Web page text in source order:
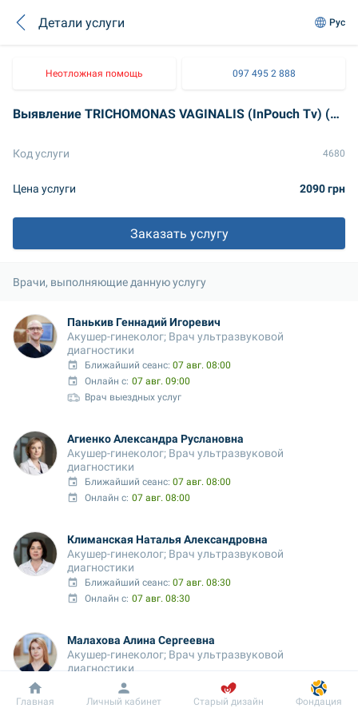
Детали услуги Рус
Неотложная помощь 097 495 2 888
Выявление TRICHOMONAS VAGINALIS (InPouch Тv) (трихомониаз)
Код услуги 4680
Цена услуги 2090 грн
Заказать услугу
Врачи, выполняющие данную услугу
Панькив Геннадий Игоревич
Акушер-гинеколог; Врач ультразвуковой
диагностики
Ближайший сеанс: 07 авг. 08:00
Онлайн с: 07 авг. 09:00
Врач выездных услуг
Агиенко Александра Руслановна
Акушер-гинеколог; Врач ультразвуковой
диагностики
Ближайший сеанс: 07 авг. 08:00
Онлайн с: 07 авг. 08:00
Климанская Наталья Александровна
Акушер-гинеколог; Врач ультразвуковой
диагностики
Ближайший сеанс: 07 авг. 08:30
Онлайн с: 07 авг. 08:30
Малахова Алина Сергеевна
Акушер-гинеколог; Врач ультразвуковой
диагностики
Ближайший сеанс:
07 авг. 08:30
Онлайн с: 07 авг. 08:30
Добробут Информация Пациенту
Главная Личный кабинет Старый дизайн Фондация